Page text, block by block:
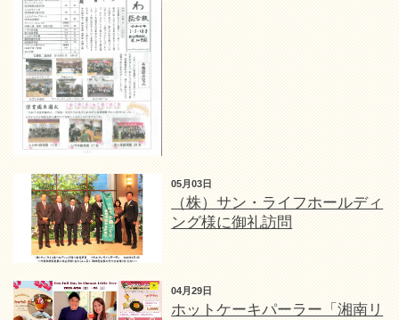
05月03日
（株）サン・ライフホールディ
ング様に御礼訪問
04月29日
ホットケーキパーラー「湘南リ